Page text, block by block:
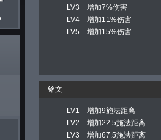
LV3 增加7%伤害
LV4 增加11%伤害
LV5 增加15%伤害
铭文
LV1 增加9施法距离
LV2 增加22.5施法距离
LV3 增加67.5施法距离